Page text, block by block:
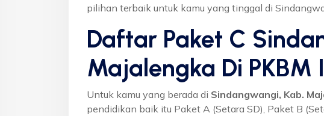
pilihan terbaik untuk kamu yang tinggal di
Daftar Paket C
Majalengka Di PKBM
Untuk kamu yang berada di Sindangwangi, Kab.
pendidikan baik itu Paket A (Setara SD), Paket B